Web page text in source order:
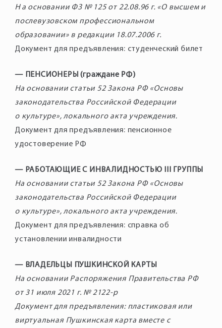
Н а основании ФЗ № 125 от 22.08.96 г. «О высшем и
послевузовском профессиональном
образовании» в редакции 18.07.2006 г.
Документ для предъявления: студенческий билет
— ПЕНСИОНЕРЫ (граждане РФ)
На основании статьи 52 Закона РФ «Основы
законодательства Российской Федерации
о культуре», локального акта учреждения.
Документ для предъявления: пенсионное
удостоверение РФ
— РАБОТАЮЩИЕ С ИНВАЛИДНОСТЬЮ III ГРУППЫ
На основании статьи 52 Закона РФ «Основы
законодательства Российской Федерации
о культуре», локального акта учреждения.
Документ для предъявления: справка об
установлении инвалидности
— ВЛАДЕЛЬЦЫ ПУШКИНСКОЙ КАРТЫ
На основании Распоряжения Правительства РФ
от 31 июля 2021 г. № 2122-р
Документ для предъявления: пластиковая или
виртуальная Пушкинская карта вместе с